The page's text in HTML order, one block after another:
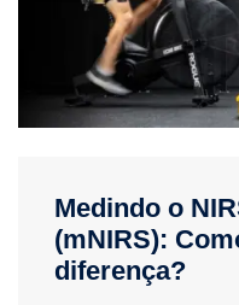
Medindo o
(mNIRS):
diferença?